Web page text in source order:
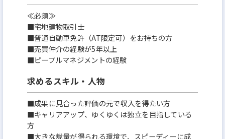
≪必須≫
■宅地建物取引士
■普通自動車免許（AT限定可）をお持ちの方
■売買仲介の経験が5年以上
■ピープルマネジメントの経験
求めるスキル・人物
■成果に見合った評価の元で収入を得たい方
■キャリアアップ、ゆくゆくは独立を目指している
方
■大きな裁量が得られる環境で、スピーディーに成